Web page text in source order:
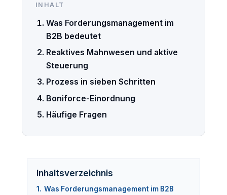
INHALT
Was Forderungsmanagement im
B2B bedeutet
Reaktives Mahnwesen und aktive
Steuerung
Prozess in sieben Schritten
Boniforce-Einordnung
Häufige Fragen
Inhaltsverzeichnis
1. Was Forderungsmanagement im B2B